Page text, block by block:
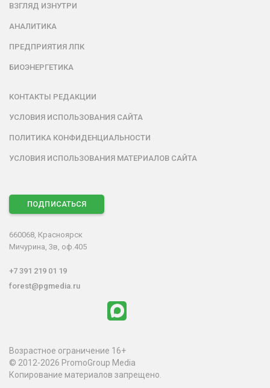
ВЗГЛЯД ИЗНУТРИ
АНАЛИТИКА
ПРЕДПРИЯТИЯ ЛПК
БИОЭНЕРГЕТИКА
КОНТАКТЫ РЕДАКЦИИ
УСЛОВИЯ ИСПОЛЬЗОВАНИЯ САЙТА
ПОЛИТИКА КОНФИДЕНЦИАЛЬНОСТИ
УСЛОВИЯ ИСПОЛЬЗОВАНИЯ МАТЕРИАЛОВ САЙТА
ПОДПИСАТЬСЯ
660068, Красноярск
Мичурина, 3в, оф.405
+7 391 219 01 19
forest@pgmedia.ru
Возрастное ограничение 16+
© 2012-2026 PromoGroup Media
Копирование материалов запрещено.